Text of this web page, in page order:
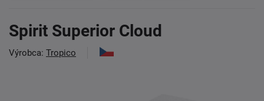
Spirit Superior Cloud
Výrobca: Tropico